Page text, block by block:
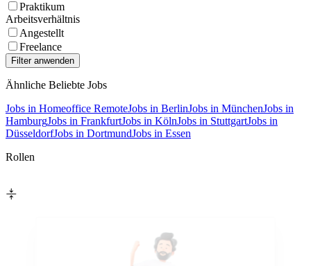
Praktikum
Arbeitsverhältnis
Angestellt
Freelance
Ähnliche Beliebte Jobs
Jobs in Homeoffice RemoteJobs in BerlinJobs in MünchenJobs in
HamburgJobs in FrankfurtJobs in KölnJobs in StuttgartJobs in
DüsseldorfJobs in DortmundJobs in Essen
Rollen